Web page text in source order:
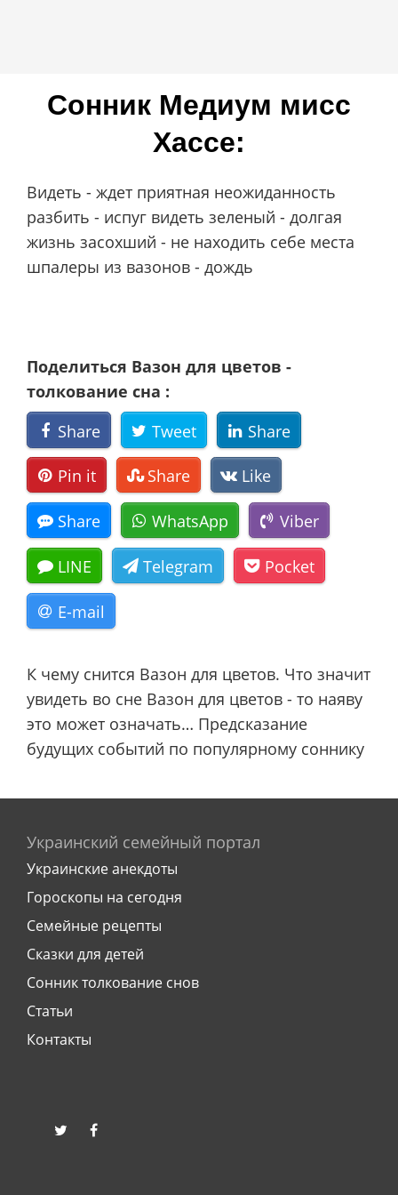
Сонник Мeдиyм миcc
Xacce:
Видеть - ждет приятная неожиданность
разбить - испуг видеть зеленый - долгая
жизнь засохший - не находить себе места
шпалеры из вазонов - дождь
Поделиться Вазон для цветов -
толкование сна :
Share
Tweet Share
Pin it Share Like
Share WhatsApp Viber
LINE Telegram Pocket
E-mail
К чему снится Вазон для цветов. Что значит
увидеть во сне Вазон для цветов - то наяву
это может означать… Предсказание
будущих событий по популярному соннику
Украинский семейный портал
Украинские анекдоты
Гороскопы на сегодня
Семейные рецепты
Сказки для детей
Сонник толкование снов
Статьи
Контакты
twitter